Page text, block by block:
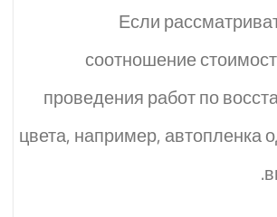
Если
соотношение
проведения работ по
цвета, например, автопленка